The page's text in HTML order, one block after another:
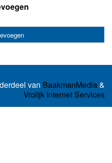
van BaakmanMedia&
Vrolijk Internet Services